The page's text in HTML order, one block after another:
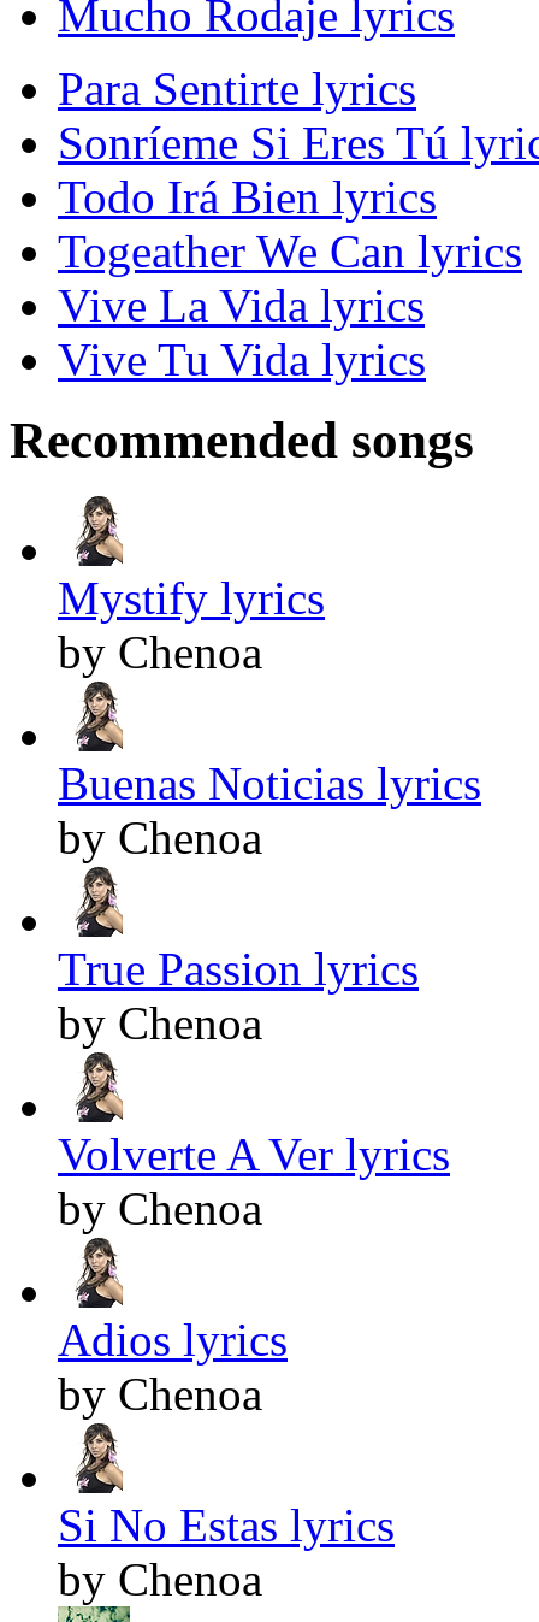
Mucho Rodaje lyrics
Para Sentirte lyrics
Sonríeme Si Eres Tú
Todo Irá Bien lyrics
Togeather We Can lyrics
Vive La Vida lyrics
Vive Tu Vida lyrics
Recommended songs
Mystify lyrics
by Chenoa
Buenas Noticias lyrics
by Chenoa
True Passion lyrics
by Chenoa
Volverte A Ver lyrics
by Chenoa
Adios lyrics
by Chenoa
Si No Estas lyrics
by Chenoa